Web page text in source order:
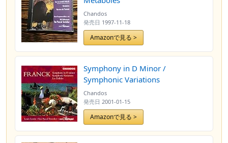
Chandos
発売日 1997-11-18
Amazonで見る >
Symphony in D Minor /
Symphonic Variations
Chandos
発売日 2001-01-15
Amazonで見る >